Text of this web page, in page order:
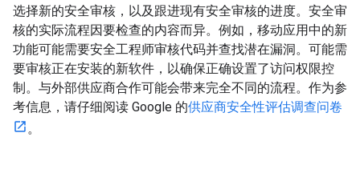
选择新的安全审核，以及跟进现有安全审核的进度。安全审
核的实际流程因要检查的内容而异。例如，移动应用中的新
功能可能需要安全工程师审核代码并查找潜在漏洞。可能需
要审核正在安装的新软件，以确保正确设置了访问权限控
制。与外部供应商合作可能会带来完全不同的流程。作为参
考信息，请仔细阅读 Google 的供应商安全性评估调查问卷
。